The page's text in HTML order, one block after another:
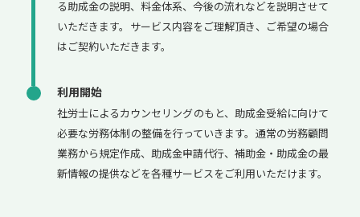
る助成金の説明、料金体系、今後の流れなどを説明させて
いただきます。サービス内容をご理解頂き、ご希望の場合
はご契約いただきます。
利用開始
社労士によるカウンセリングのもと、助成金受給に向けて
必要な労務体制の整備を行っていきます。通常の労務顧問
業務から規定作成、助成金申請代行、補助金・助成金の最
新情報の提供などを各種サービスをご利用いただけます。